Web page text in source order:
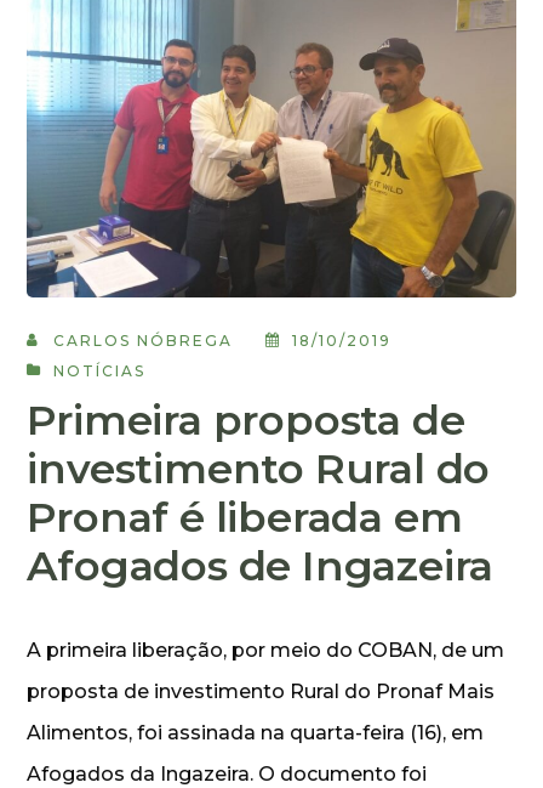
CARLOS NÓBREGA
18/10/2019
NOTÍCIAS
Primeira proposta de
investimento Rural do
Pronaf é liberada em
Afogados de Ingazeira
A primeira liberação, por meio do COBAN, de um
proposta de investimento Rural do Pronaf Mais
Alimentos, foi assinada na quarta-feira (16), em
Afogados da Ingazeira. O documento foi